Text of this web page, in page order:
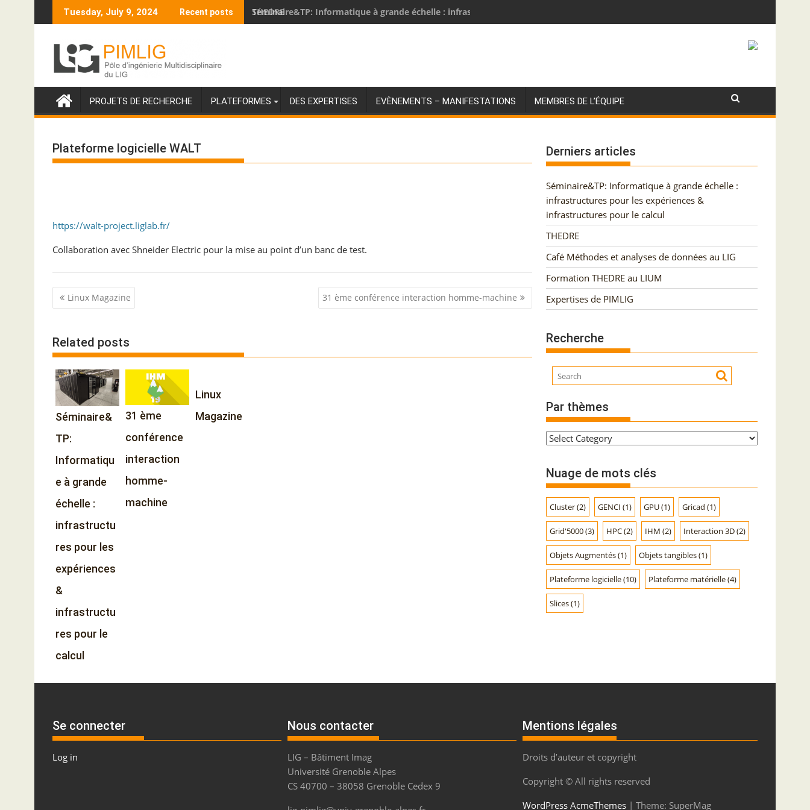
k
Tuesday, July 9, 2024 Recent posts THEDRE
PROJETS DE RECHERCHE PLATEFORMES DES EXPERTISES EVÈNEMENTS – MANIFESTATIONS MEMBRES DE L’ÉQUIPE
Plateforme logicielle WALT
https://walt-project.liglab.fr/
Collaboration avec Shneider Electric pour la mise au point d’un banc de test.
P
o
t
n
a
v
g
a
t
o
n
Linux Magazine 31 ème conférence interaction homme-machine
Related posts
Séminaire&
TP:
Informatiqu
e à grande
échelle :
infrastructu
res pour les
expériences
&
infrastructu
res pour le
calcul
31 ème
conférence
interaction
homme-
machine
Linux
Magazine
Derniers articles
Séminaire&TP: Informatique à grande échelle :
infrastructures pour les expériences &
infrastructures pour le calcul
THEDRE
Café Méthodes et analyses de données au LIG
Formation THEDRE au LIUM
Expertises de PIMLIG
Recherche
Par thèmes
P
r
t
h
è
m
e
s
Nuage de mots clés
Cluster(2) GENCI (1) GPU(1) Gricad (1)
Grid'5000(3) HPC(2) IHM (2) Interaction 3D(2)
Objets Augmentés(1) Objets tangibles(1)
Plateforme logicielle(10) Plateforme matérielle(4)
Slices(1)
Se connecter
Log in
Nous contacter
LIG – Bâtiment Imag
Université Grenoble Alpes
CS 40700 – 38058 Grenoble Cedex 9
Mentions légales
Droits d’auteur et copyright
Copyright © All rights reserved
WordPress AcmeThemes| Theme: SuperMag